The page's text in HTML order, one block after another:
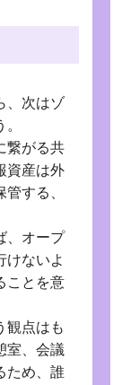
、次はゾ
繋がる共
資産は外
する、
、オープ
けないよ
ことを意
観点はも
室、会議
ため、誰